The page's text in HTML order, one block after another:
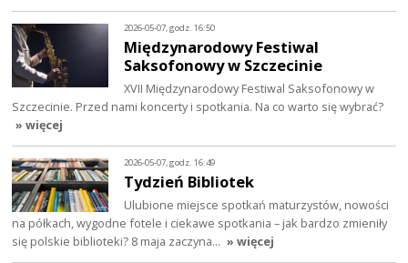
2026-05-07, godz. 16:50
Międzynarodowy Festiwal
Saksofonowy w Szczecinie
XVII Międzynarodowy Festiwal Saksofonowy w
Szczecinie. Przed nami koncerty i spotkania. Na co warto się wybrać?
» więcej
2026-05-07, godz. 16:49
Tydzień Bibliotek
Ulubione miejsce spotkań maturzystów, nowości
na półkach, wygodne fotele i ciekawe spotkania – jak bardzo zmieniły
się polskie biblioteki? 8 maja zaczyna… » więcej